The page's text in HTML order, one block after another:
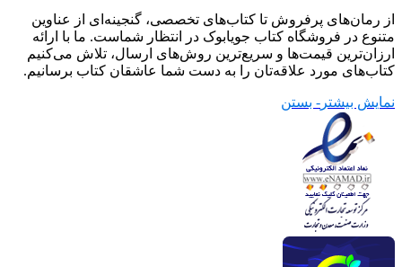
از رمان‌های پرفروش تا کتاب‌های تخصصی، گنجینه‌ای از عناوین
متنوع در فروشگاه کتاب جویابوک در انتظار شماست. ما با ارائه
ارزان‌ترین قیمت‌ها و سریع‌ترین روش‌های ارسال، تلاش می‌کنیم
کتاب‌های مورد علاقه‌تان را به دست شما عاشقان کتاب برسانیم.
نمایش بیشتر - بستن